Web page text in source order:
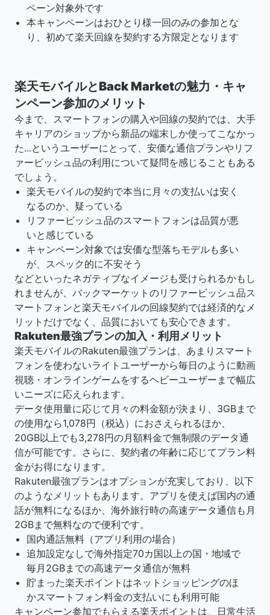
ペーン対象外です
本キャンペーンはおひとり様一回のみの参加とな
り、初めて楽天回線を契約する方限定となります
楽天モバイルとBack Marketの魅力・キャ
ンペーン参加のメリット
今まで、スマートフォンの購入や回線の契約では、大手
キャリアのショップから新品の端末しか使ってこなかっ
た...というユーザーにとって、安価な通信プランやリフ
ァービッシュ品の利用について疑問を感じることもある
でしょう。
楽天モバイルの契約で本当に月々の支払いは安く
なるのか、疑っている
リファービッシュ品のスマートフォンは品質が悪
いと感じている
キャンペーン対象では安価な型落ちモデルも多い
が、スペック的に不安そう
などといったネガティブなイメージも受けられるかもし
れませんが、バックマーケットのリファービッシュ品ス
マートフォンと楽天モバイルの回線契約では経済的なメ
リットだけでなく、品質においても安心できます。
Rakuten最強プランの加入・利用メリット
楽天モバイルのRakuten最強プランは、あまりスマート
フォンを使わないライトユーザーから毎日のように動画
視聴・オンラインゲームをするヘビーユーザーまで幅広
いニーズに応えられます。
データ使用量に応じて月々の料金額が決まり、3GBまで
の使用なら1,078円（税込）におさえられるほか、
20GB以上でも3,278円の月額料金で無制限のデータ通
信が可能です。さらに、契約者の年齢に応じてプラン料
金がお得になります。
Rakuten最強プランはオプションが充実しており、以下
のようなメリットもあります。アプリを使えば国内の通
話が無料になるほか、海外旅行時の高速データ通信も月
2GBまで無料なので便利です。
国内通話無料（アプリ利用の場合）
追加設定なしで海外指定70カ国以上の国・地域で
毎月2GBまでの高速データ通信が無料
貯まった楽天ポイントはネットショッピングのほ
かスマートフォン料金の支払いにも利用可能
キャンペーン参加でもらえる楽天ポイントは、日常生活